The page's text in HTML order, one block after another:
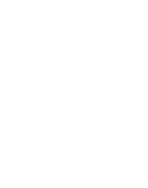
題や仕
た人を助
過失責任
けた人
分野や
野に精通
士は、